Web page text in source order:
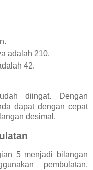
adalah 210.
42.
diingat. Dengan
dapat dengan cepat
desimal.
5 menjadi bilangan
pembulatan.